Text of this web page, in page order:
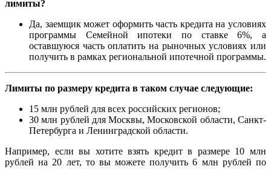
лимиты?
Да, заемщик может оформить часть кредита на условиях
программы Семейной ипотеки по ставке 6%, а
оставшуюся часть оплатить на рыночных условиях или
получить в рамках региональной ипотечной программы.
Лимиты по размеру кредита в таком случае следующие:
15 млн рублей для всех российских регионов;
30 млн рублей для Москвы, Московской области, Санкт-
Петербурга и Ленинградской области.
Например, если вы хотите взять кредит в размере 10 млн
рублей на 20 лет, то вы можете получить 6 млн рублей по